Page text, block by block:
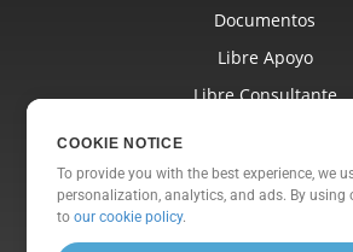
Documentos
Libre Apoyo
Libre Consultante
Sitios Web
Sobre
COOKIE NOTICE
To provide you with the best experience, we
personalization, analytics, and ads. By using
toour cookie policy.